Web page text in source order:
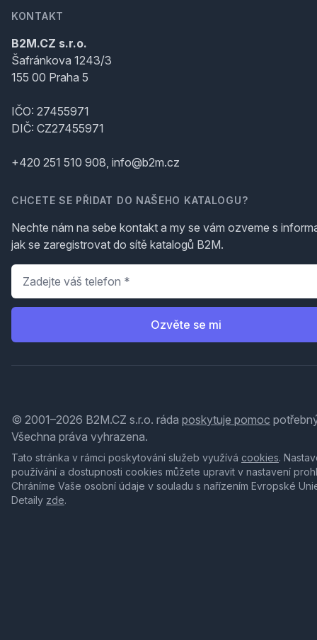
KONTAKT
B2M.CZ s.r.o.
Šafránkova 1243/3
155 00 Praha 5
IČO: 27455971
DIČ: CZ27455971
+420 251 510 908, info@b2m.cz
CHCETE SE PŘIDAT DO NAŠEHO KATALOGU?
Nechte nám na sebe kontakt a my se vám ozveme s
jak se zaregistrovat do sítě katalogů B2M.
Telefon
Ozvěte se mi
© 2001–2026 B2M.CZ s.r.o. ráda poskytuje pomoc
Všechna práva vyhrazena.
Tato stránka v rámci poskytování služeb využívá cookies.
používání a dostupnosti cookies můžete upravit v nastavení
Chráníme Vaše osobní údaje v souladu s nařízením Evropské
Detaily zde.